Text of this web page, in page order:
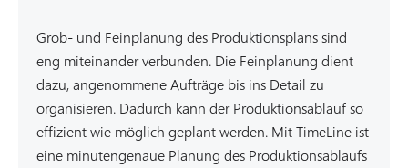
Grob- und Feinplanung des Produktionsplans sind
eng miteinander verbunden. Die Feinplanung dient
dazu, angenommene Aufträge bis ins Detail zu
organisieren. Dadurch kann der Produktionsablauf so
effizient wie möglich geplant werden. Mit TimeLine ist
eine minutengenaue Planung des Produktionsablaufs